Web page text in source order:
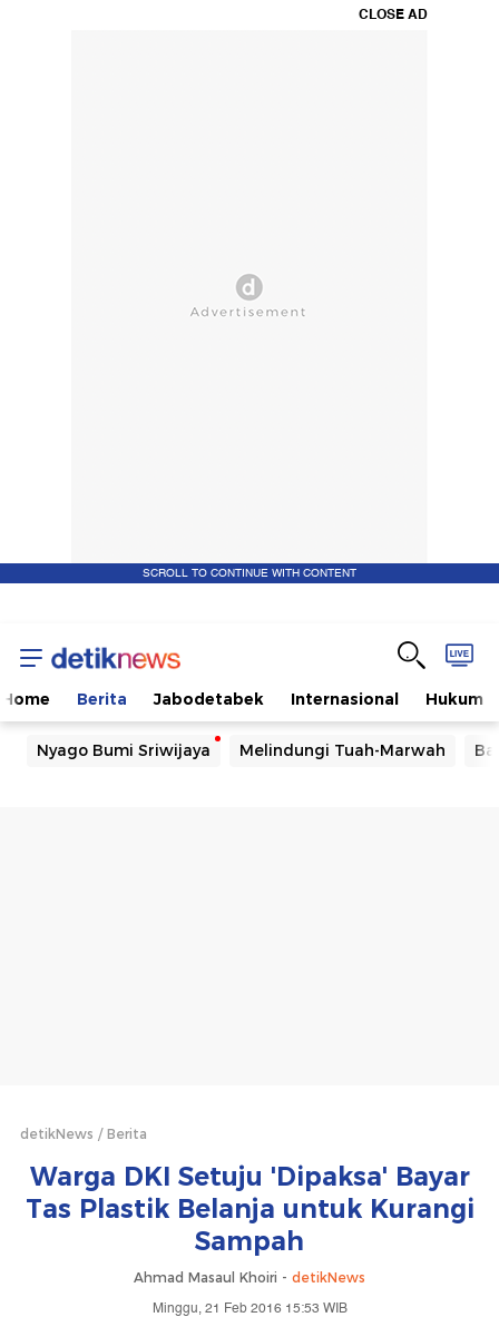
CLOSE AD
SCROLL TO CONTINUE WITH CONTENT
Home Berita Jabodetabek Internasional Hukum
Nyago Bumi Sriwijaya Melindungi Tuah-Marwah
detikNews Berita
Warga DKI Setuju 'Dipaksa' Bayar
Tas Plastik Belanja untuk Kurangi
Sampah
Ahmad Masaul Khoiri - detikNews
Minggu, 21 Feb 2016 15:53 WIB